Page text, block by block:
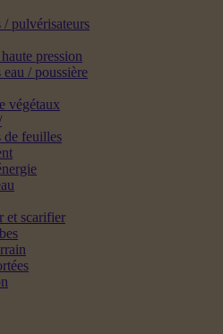
/ pulvérisateurs
pression
/ poussière
végétaux
de feuilles
et scarifier